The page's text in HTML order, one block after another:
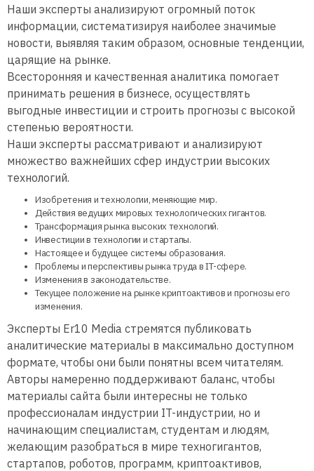
Наши эксперты анализируют огромный поток
информации, систематизируя наиболее значимые
новости, выявляя таким образом, основные тенденции,
царящие на рынке.
Всесторонняя и качественная аналитика помогает
принимать решения в бизнесе, осуществлять
выгодные инвестиции и строить прогнозы с высокой
степенью вероятности.
Наши эксперты рассматривают и анализируют
множество важнейших сфер индустрии высоких
технологий.
Изобретения и технологии, меняющие мир.
Действия ведущих мировых технологических гигантов.
Трансформация рынка высоких технологий.
Инвестиции в технологии и стартапы.
Настоящее и будущее системы образования.
Проблемы и перспективы рынка труда в IT-сфере.
Изменения в законодательстве.
Текущее положение на рынке криптоактивов и прогнозы его
изменения.
Эксперты Er10 Media стремятся публиковать
аналитические материалы в максимально доступном
формате, чтобы они были понятны всем читателям.
Авторы намеренно поддерживают баланс, чтобы
материалы сайта были интересны не только
профессионалам индустрии IT-индустрии, но и
начинающим специалистам, студентам и людям,
желающим разобраться в мире техногигантов,
стартапов, роботов, программ, криптоактивов,